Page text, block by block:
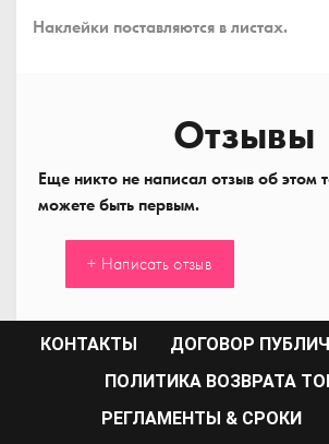
Наклейки поставляются в листах.
Отзывы
Еще никто не написал отзыв об этом
можете быть первым.
+ Написать отзыв
КОНТАКТЫ
ДОГОВОР
ПОЛИТИКА ВОЗВРАТА
РЕГЛАМЕНТЫ & СРОКИ